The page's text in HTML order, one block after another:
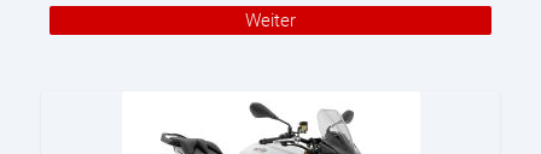
Weiter